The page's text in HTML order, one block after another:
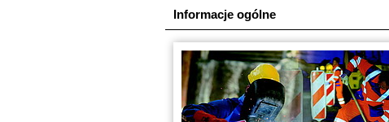
Informacje ogólne